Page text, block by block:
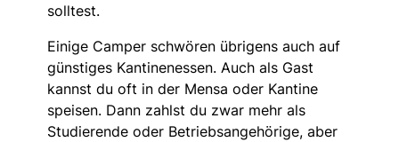
solltest.
Einige Camper schwören übrigens auch auf
günstiges Kantinenessen. Auch als Gast
kannst du oft in der Mensa oder Kantine
speisen. Dann zahlst du zwar mehr als
Studierende oder Betriebsangehörige, aber